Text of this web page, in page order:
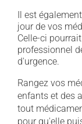
Il est
jour de vos
Celle-ci
professionnel
d'urgence.
Rangez vos
enfants et des
tout
pour qu'elle